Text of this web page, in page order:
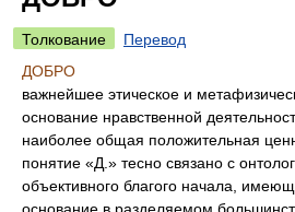
Толкование
Перевод
ДОБРО
важнейшее этическое и
основание нравственной
наиболее общая положительная
понятие «Д.» тесно связано с
объективного благого начала,